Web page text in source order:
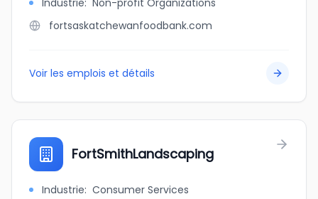
Industrie: Non-profit Organizations
fortsaskatchewanfoodbank.com
Voir les emplois et détails
FortSmithLandscaping
Industrie: Consumer Services